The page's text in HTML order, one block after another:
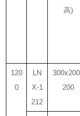
高)
120
0
LN
X-1
212
200